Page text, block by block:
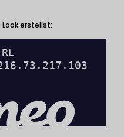
erstellst: